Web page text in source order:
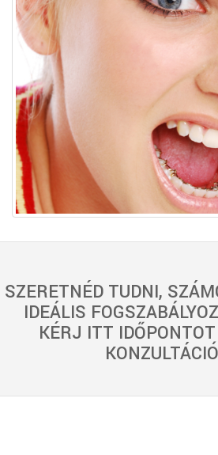
SZERETNÉD TUDNI,
IDEÁLIS
KÉRJ ITT